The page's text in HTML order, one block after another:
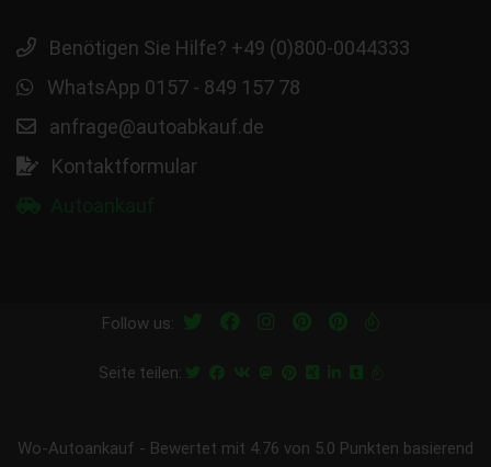
Benötigen Sie Hilfe? +49 (0)800-0044333
WhatsApp 0157 - 849 157 78
anfrage@autoabkauf.de
Kontaktformular
Follow us:
Seite teilen:
Wo-Autoankauf - Bewertet mit 4.76 von 5.0 Punkten basierend